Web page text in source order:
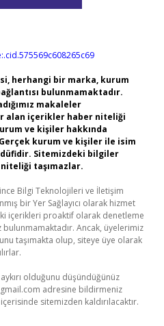
herhangi bir marka, kurum
bulunmamaktadır.
makaleler
alan içerikler haber niteliği
ve kişiler hakkında
kurum ve kişiler ile isim
Sitemizdeki bilgiler
taşımazlar.
Bilgi Teknolojileri ve İletişim
bir Yer Sağlayıcı olarak hizmet
içerikleri proaktif olarak denetleme
Ancak, üyelerimiz
taşımakta olup, siteye üye olarak
olduğunu düşündüğünüz
adresine bildirmeniz
sitemizden kaldırılacaktır.